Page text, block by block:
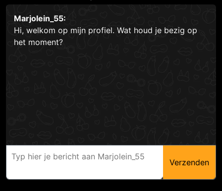
Marjolein_55:
Hi, welkom op mijn profiel. Wat houd je bezig op
het moment?
Verzenden